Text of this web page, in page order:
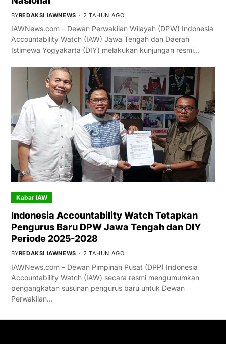
BYREDAKSI IAWNEWS 2 TAHUN AGO
IAWNews.com – Dewan Perwakilan Wilayah (DPW) Indonesia
Accountability Watch (IAW) Jawa Tengah dan Daerah
Istimewa Yogyakarta (DIY) melakukan kunjungan resmi…
Kabar IAW
Indonesia Accountability Watch Tetapkan
Pengurus Baru DPW Jawa Tengah dan DIY
Periode 2025-2028
BYREDAKSI IAWNEWS 2 TAHUN AGO
IAWNews.com – Dewan Pimpinan Pusat (DPP) Indonesia
Accountability Watch (IAW) secara resmi mengumumkan
pengangkatan susunan pengurus baru untuk Dewan
Perwakilan…